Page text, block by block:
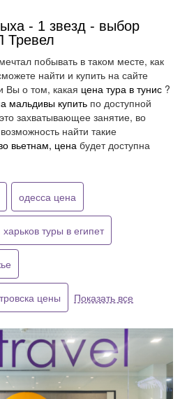
- 1 звезд - выбор
Тревел
побывать в таком месте, как
найти и купить на сайте
Вы о том, какая цена тура в тунис ?
мальдивы купить по доступной
захватывающее занятие, во
найти такие
вьетнам, ценабудет доступна
одесса цена
харьков туры в египет
цены Показать все